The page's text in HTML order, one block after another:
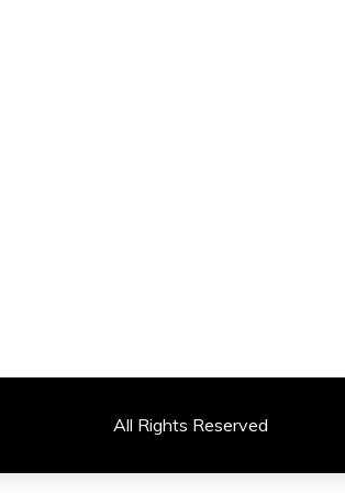
All Rights Reserved